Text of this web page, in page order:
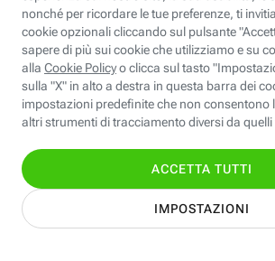
STEP FuturAbility District
Insieme, siamo futuro
© Fastweb SpA 2026 - P.IVA
Informativa
Modifica